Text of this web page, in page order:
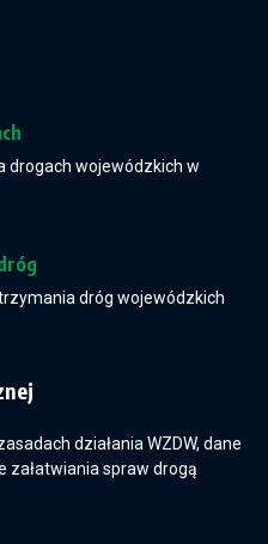
drogach wojewódzkich w
dróg wojewódzkich
działania WZDW, dane
załatwiania spraw drogą